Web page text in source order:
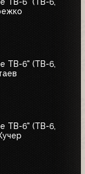
ТВ-6" (ТВ-6,
ТВ-6" (ТВ-6,